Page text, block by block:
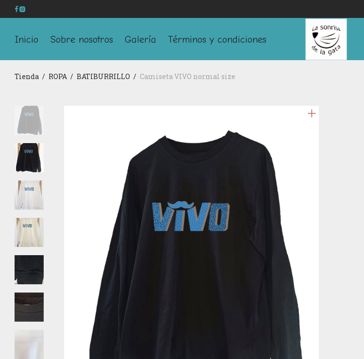
Inicio Sobre nosotros Galería Términos y condiciones
Tienda / ROPA / BATIBURRILLO / Camiseta VIVO normal size